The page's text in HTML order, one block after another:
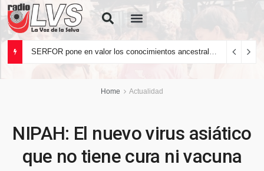
Home Actualidad
NIPAH: El nuevo virus asiático
que no tiene cura ni vacuna